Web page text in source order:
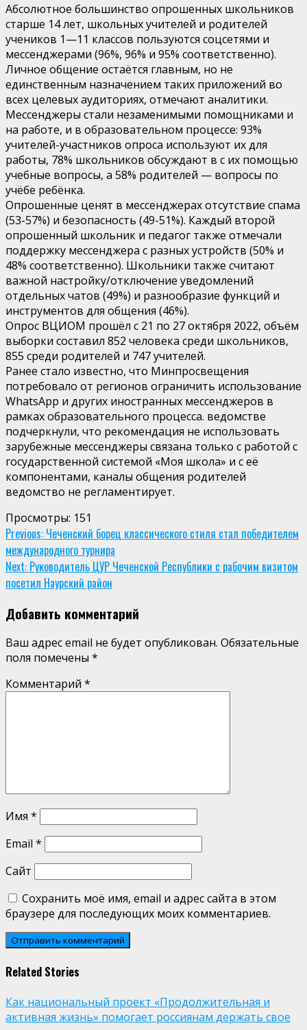
Абсолютное большинство опрошенных школьников
старше 14 лет, школьных учителей и родителей
учеников 1—11 классов пользуются соцсетями и
мессенджерами (96%, 96% и 95% соответственно).
Личное общение остаётся главным, но не
единственным назначением таких приложений во
всех целевых аудиториях, отмечают аналитики.
Мессенджеры стали незаменимыми помощниками и
на работе, и в образовательном процессе: 93%
учителей-участников опроса используют их для
работы, 78% школьников обсуждают в с их помощью
учебные вопросы, а 58% родителей — вопросы по
учёбе ребёнка.
Опрошенные ценят в мессенджерах отсутствие спама
(53-57%) и безопасность (49-51%). Каждый второй
опрошенный школьник и педагог также отмечали
поддержку мессенджера с разных устройств (50% и
48% соответственно). Школьники также считают
важной настройку/отключение уведомлений
отдельных чатов (49%) и разнообразие функций и
инструментов для общения (46%).
Опрос ВЦИОМ прошёл с 21 по 27 октября 2022, объём
выборки составил 852 человека среди школьников,
855 среди родителей и 747 учителей.
Ранее стало известно, что Минпросвещения
потребовало от регионов ограничить использование
WhatsApp и других иностранных мессенджеров в
рамках образовательного процесса. ведомстве
подчеркнули, что рекомендация не использовать
зарубежные мессенджеры связана только с работой с
государственной системой «Моя школа» и с её
компонентами, каналы общения родителей
ведомство не регламентирует.
Просмотры: 151
Continue
Reading
Previous: Чеченский борец классического стиля стал победителем
международного турнира
Next: Руководитель ЦУР Чеченской Республики с рабочим визитом
посетил Наурский район
Добавить комментарий
Ваш адрес email не будет опубликован. Обязательные
поля помечены *
Комментарий *
Имя *
Email *
Сайт
Сохранить моё имя, email и адрес сайта в этом
браузере для последующих моих комментариев.
Related Stories
Как национальный проект «Продолжительная и
активная жизнь» помогает россиянам держать свое